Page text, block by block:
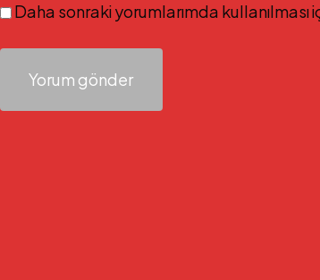
Daha sonraki yorumlarımda